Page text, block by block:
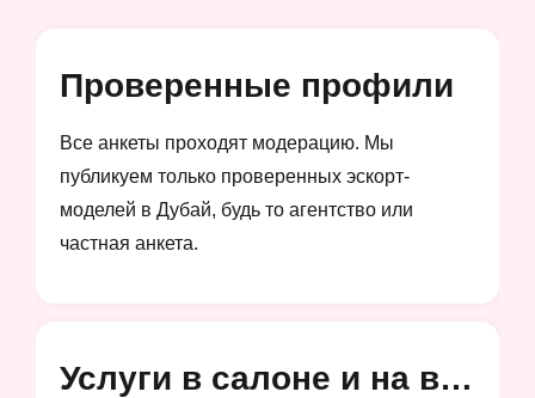
Проверенные профили
Все анкеты проходят модерацию. Мы
публикуем только проверенных эскорт-
моделей в Дубай, будь то агентство или
частная анкета.
Услуги в салоне и на выезд